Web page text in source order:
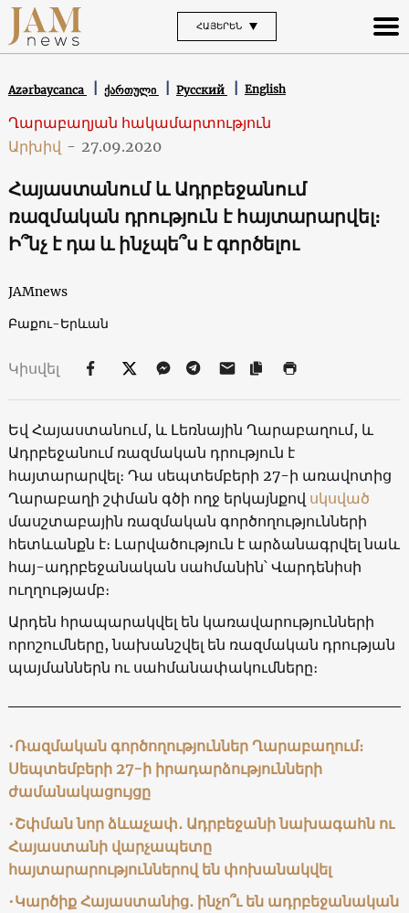
ՀԱՅԵՐԵՆ
Azərbaycanca ქართული Русский English
Ղարաբաղյան հակամարտություն
Արխիվ - 27.09.2020
Հայաստանում և Ադրբեջանում
ռազմական դրություն է հայտարարվել։
Ի՞նչ է դա և ինչպե՞ս է գործելու
JAMnews
Բաքու-Երևան
Կիսվել
Եվ Հայաստանում, և Լեռնային Ղարաբաղում, և
Ադրբեջանում ռազմական դրություն է
հայտարարվել։ Դա սեպտեմբերի 27-ի առավոտից
Ղարաբաղի շփման գծի ողջ երկայնքով սկսված
մասշտաբային ռազմական գործողությունների
հետևանքն է։ Լարվածություն է արձանագրվել նաև
հայ-ադրբեջանական սահմանին՝ Վարդենիսի
ուղղությամբ։
Արդեն հրապարակվել են կառավարությունների
որոշումները, նախանշվել են ռազմական դրության
պայմաններն ու սահմանափակումները։
•Ռազմական գործողություններ Ղարաբաղում։
Սեպտեմբերի 27-ի իրադարձությունների
ժամանակացույցը
•Շփման նոր ձևաչափ․ Ադրբեջանի նախագահն ու
Հայաստանի վարչապետը
հայտարարություններով են փոխանակվել
•Կարծիք Հայաստանից․ ինչո՞ւ են ադրբեջանական